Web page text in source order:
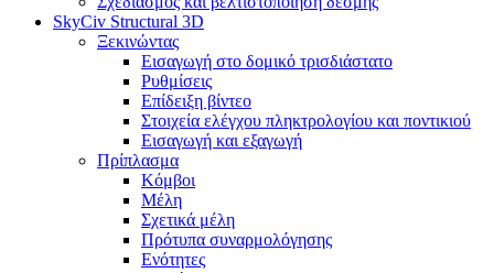
SkyCiv Structural 3D
Ξεκινώντας
Εισαγωγή στο δομικό τρισδιάστατο
Ρυθμίσεις
Επίδειξη βίντεο
Στοιχεία ελέγχου πληκτρολογίου και ποντικιού
Εισαγωγή και εξαγωγή
Πρίπλασμα
Κόμβοι
Μέλη
Σχετικά μέλη
Πρότυπα συναρμολόγησης
Ενότητες